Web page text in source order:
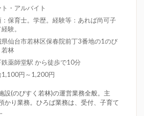
ト・アルバイト
：保育士。学歴。経験等：あれば尚可子
験。
県仙台市若林区保春院前丁3番地の1のび
若林
鉄薬師堂駅 から徒歩で10分
1,100円～1,200円
設(のびすく若林)の運営業務全般。主
かり業務。ひろば業務は、受付、子育て